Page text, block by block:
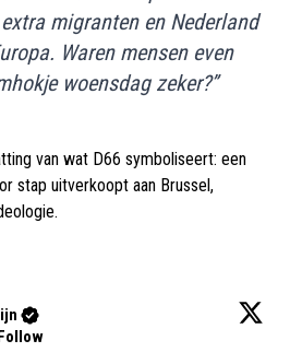
migranten en Nederland
Waren mensen even
woensdag zeker?”
van wat D66 symboliseert: een
stap uitverkoopt aan Brussel,
Follow